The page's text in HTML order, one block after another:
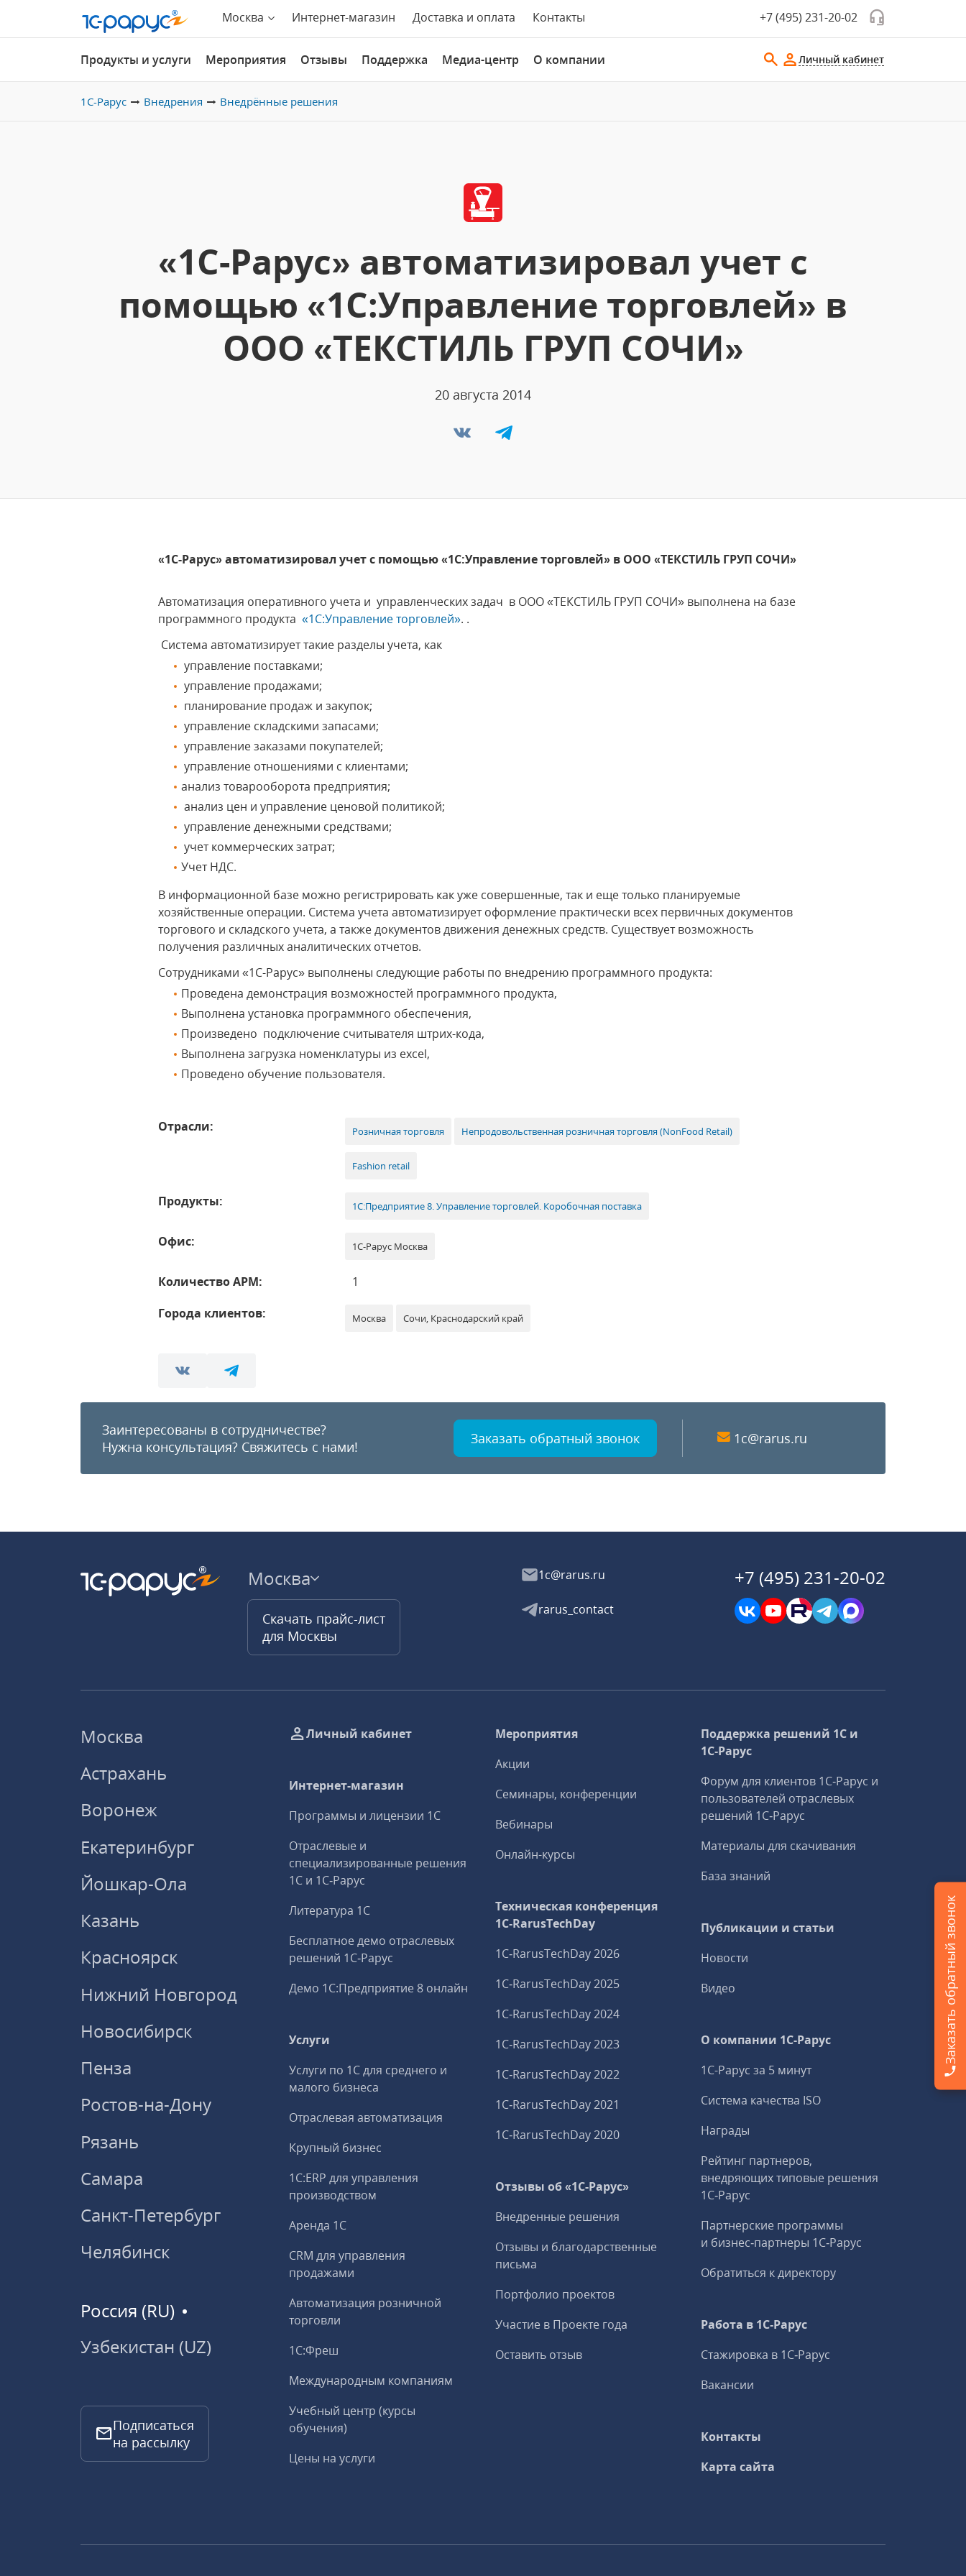
Москва Интернет-магазин Доставка и оплата Контакты +7 (495) 231-20-02
Продукты и услуги Мероприятия Отзывы Поддержка Медиа-центр О компании Личный кабинет
1С-Рарус Внедрения Внедрённые решения
«1С-Рарус» автоматизировал учет с
помощью «1C:Управление торговлей» в
ООО «ТЕКСТИЛЬ ГРУП СОЧИ»
20 августа 2014
«1С-Рарус» автоматизировал учет с помощью «1C:Управление торговлей» в ООО «ТЕКСТИЛЬ ГРУП СОЧИ»
Автоматизация оперативного учета и управленческих задач в ООО «ТЕКСТИЛЬ ГРУП СОЧИ» выполнена на базе
программного продукта«1С:Управление торговлей». .
Система автоматизирует такие разделы учета, как
управление поставками;
управление продажами;
планирование продаж и закупок;
управление складскими запасами;
управление заказами покупателей;
управление отношениями с клиентами;
анализ товарооборота предприятия;
анализ цен и управление ценовой политикой;
управление денежными средствами;
учет коммерческих затрат;
Учет НДС.
В информационной базе можно регистрировать как уже совершенные, так и еще только планируемые
хозяйственные операции. Система учета автоматизирует оформление практически всех первичных документов
торгового и складского учета, а также документов движения денежных средств. Существует возможность
получения различных аналитических отчетов.
Сотрудниками «1С-Рарус» выполнены следующие работы по внедрению программного продукта:
Проведена демонстрация возможностей программного продукта,
Выполнена установка программного обеспечения,
Произведено подключение считывателя штрих-кода,
Выполнена загрузка номенклатуры из excel,
Проведено обучение пользователя.
Отрасли: Розничная торговля Непродовольственная розничная торговля (NonFood Retail)
Fashion retail
Продукты: 1С:Предприятие 8. Управление торговлей. Коробочная поставка
Офис: 1С-Рарус Москва
Количество АРМ:
1
Города клиентов:
Москва Сочи, Краснодарский край
Заинтересованы в сотрудничестве?
Нужна консультация? Свяжитесь с нами! Заказать обратный звонок 1c@rarus.ru
Москва
Скачать прайс-лист
для Москвы
1c@rarus.ru
rarus_contact
+7 (495) 231-20-02
Москва
Астрахань
Воронеж
Екатеринбург
Йошкар-Ола
Казань
Красноярск
Нижний Новгород
Новосибирск
Пенза
Ростов-на-Дону
Рязань
Самара
Санкт-Петербург
Челябинск
Россия (RU)
Узбекистан (UZ)
Подписаться
на рассылку
Личный кабинет
Интернет-магазин
Программы и лицензии 1С
Отраслевые и
специализированные решения
1С и 1С‑Рарус
Литература 1С
Бесплатное демо отраслевых
решений 1С‑Рарус
Демо 1С:Предприятие 8 онлайн
Услуги
Услуги по 1С для среднего и
малого бизнеса
Отраслевая автоматизация
Крупный бизнес
1С:ERP для управления
производством
Аренда 1С
CRM для управления
продажами
Автоматизация розничной
торговли
1С:Фреш
Международным компаниям
Учебный центр (курсы
обучения)
Цены на услуги
Мероприятия
Акции
Семинары, конференции
Вебинары
Онлайн-курсы
Техническая конференция
1C‑RarusTechDay
1C‑RarusTechDay 2026
1C‑RarusTechDay 2025
1C‑RarusTechDay 2024
1C‑RarusTechDay 2023
1C‑RarusTechDay 2022
1C‑RarusTechDay 2021
1C‑RarusTechDay 2020
Отзывы об «1С-Рарус»
Внедренные решения
Отзывы и благодарственные
письма
Портфолио проектов
Участие в Проекте года
Оставить отзыв
Поддержка решений 1С и
1С‑Рарус
Форум для клиентов 1С‑Рарус и
пользователей отраслевых
решений 1С‑Рарус
Материалы для скачивания
База знаний
Публикации и статьи
Новости
Видео
О компании 1C-Рарус
1С-Рарус за 5 минут
Система качества ISO
Награды
Рейтинг партнеров,
внедряющих типовые решения
1С‑Рарус
Партнерские программы
и бизнес‑партнеры 1С‑Рарус
Обратиться к директору
Работа в 1С‑Рарус
Стажировка в 1С‑Рарус
Вакансии
Контакты
Карта сайта
Заказать обратный звонок